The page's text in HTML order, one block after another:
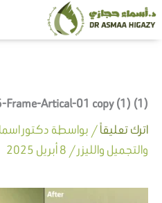
تخطي
إلى
Frame-Artical-01 copy (1) (1)
اترك تعليقاً/ بواسطة دكتور
والتجميل والليزر/ 8 أبريل 2025